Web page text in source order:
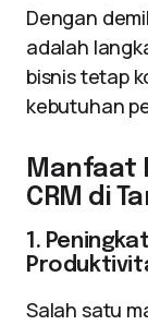
Dengan
adalah
bisnis tetap
kebutuhan
Manfaat
CRM di
1.
Salah satu